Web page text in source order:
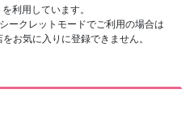
を利用しています。
ークレットモードでご利用の場合は
お気に入りに登録できません。